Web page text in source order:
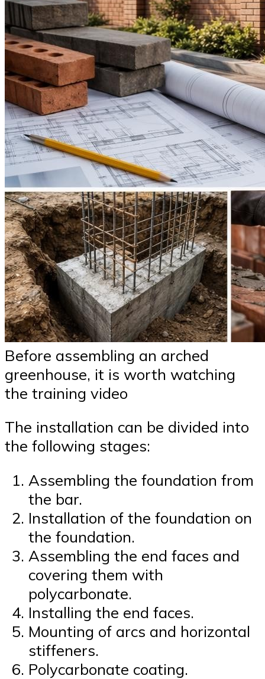
Before assembling an arched
greenhouse, it is worth watching
the training video
The installation can be divided into
the following stages:
Assembling the foundation from
the bar.
Installation of the foundation on
the foundation.
Assembling the end faces and
covering them with
polycarbonate.
Installing the end faces.
Mounting of arcs and horizontal
stiffeners.
Polycarbonate coating.